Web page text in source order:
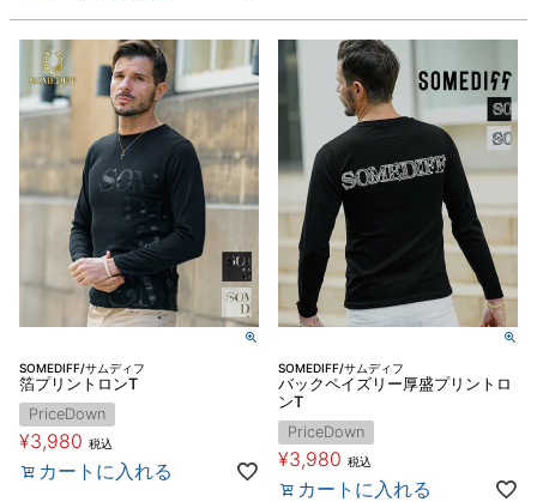
SOMEDIFF/サムディフ
箔プリントロンT
PriceDown
¥3,980 税込
カートに入れる
SOMEDIFF/サムディフ
バックペイズリー厚盛プリントロ
ンT
PriceDown
¥3,980 税込
カートに入れる